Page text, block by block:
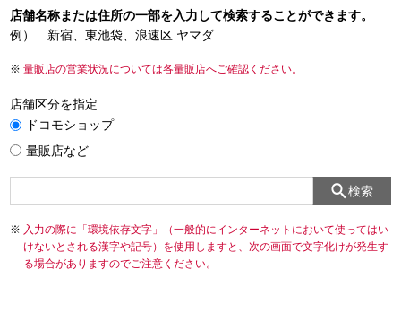
店舗名称または住所の一部を入力して検索することができます。
例） 新宿、東池袋、浪速区 ヤマダ
量販店の営業状況については各量販店へご確認ください。
店舗区分を指定
ドコモショップ
量販店など
検索
入力の際に「環境依存文字」（一般的にインターネットにおいて使ってはい
けないとされる漢字や記号）を使用しますと、次の画面で文字化けが発生す
る場合がありますのでご注意ください。